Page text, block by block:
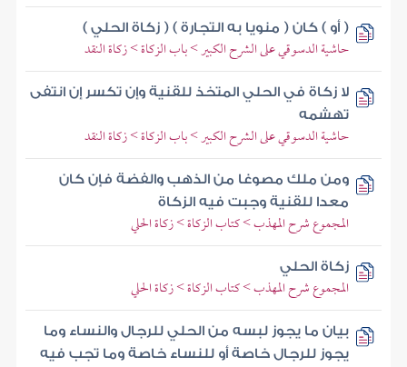
( أو ) كان ( منويا به التجارة ) ( زكاة الحلي )
حاشية الدسوقي على الشرح الكبير > باب الزكاة > زكاة النقد
لا زكاة في الحلي المتخذ للقنية وإن تكسر إن انتفى
تهشمه
حاشية الدسوقي على الشرح الكبير > باب الزكاة > زكاة النقد
ومن ملك مصوغا من الذهب والفضة فإن كان
معدا للقنية وجبت فيه الزكاة
المجموع شرح المهذب > كتاب الزكاة > زكاة الحلي
زكاة الحلي
المجموع شرح المهذب > كتاب الزكاة > زكاة الحلي
بيان ما يجوز لبسه من الحلي للرجال والنساء وما
يجوز للرجال خاصة أو للنساء خاصة وما تجب فيه